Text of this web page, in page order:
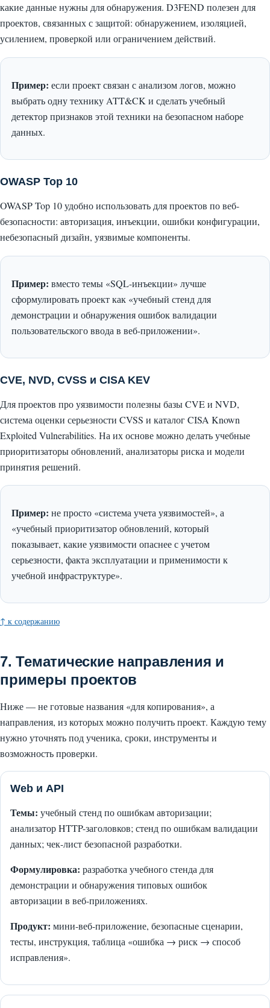
какие данные нужны для обнаружения. D3FEND полезен для
проектов, связанных с защитой: обнаружением, изоляцией,
усилением, проверкой или ограничением действий.
Пример: если проект связан с анализом логов, можно
выбрать одну технику ATT&CK и сделать учебный
детектор признаков этой техники на безопасном наборе
данных.
OWASP Top 10
OWASP Top 10 удобно использовать для проектов по веб-
безопасности: авторизация, инъекции, ошибки конфигурации,
небезопасный дизайн, уязвимые компоненты.
Пример: вместо темы «SQL-инъекции» лучше
сформулировать проект как «учебный стенд для
демонстрации и обнаружения ошибок валидации
пользовательского ввода в веб-приложении».
CVE, NVD, CVSS и CISA KEV
Для проектов про уязвимости полезны базы CVE и NVD,
система оценки серьезности CVSS и каталог CISA Known
Exploited Vulnerabilities. На их основе можно делать учебные
приоритизаторы обновлений, анализаторы риска и модели
принятия решений.
Пример: не просто «система учета уязвимостей», а
«учебный приоритизатор обновлений, который
показывает, какие уязвимости опаснее с учетом
серьезности, факта эксплуатации и применимости к
учебной инфраструктуре».
↑ к содержанию
7. Тематические направления и
примеры проектов
Ниже — не готовые названия «для копирования», а
направления, из которых можно получить проект. Каждую тему
нужно уточнять под ученика, сроки, инструменты и
возможность проверки.
Web и API
Темы: учебный стенд по ошибкам авторизации;
анализатор HTTP-заголовков; стенд по ошибкам валидации
данных; чек-лист безопасной разработки.
Формулировка: разработка учебного стенда для
демонстрации и обнаружения типовых ошибок
авторизации в веб-приложениях.
Продукт: мини-веб-приложение, безопасные сценарии,
тесты, инструкция, таблица «ошибка → риск → способ
исправления».